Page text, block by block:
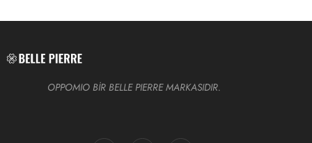
OPPOMIO BİR BELLE PIERRE MARKASIDIR.